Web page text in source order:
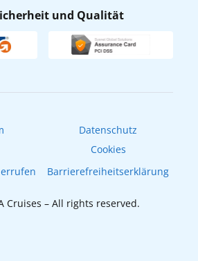
und Qualität
Datenschutz
Cookies
Barrierefreiheitserklärung
Cruises – All rights reserved.